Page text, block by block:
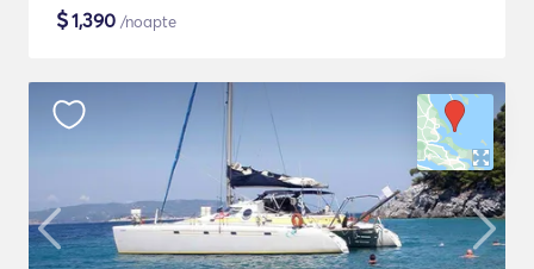
$1,390 /noapte